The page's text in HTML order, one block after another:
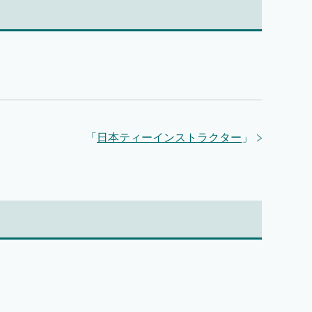
「 日本ティーインストラクター 」